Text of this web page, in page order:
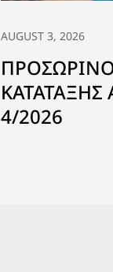
AUGUST 3, 2026
4/2026